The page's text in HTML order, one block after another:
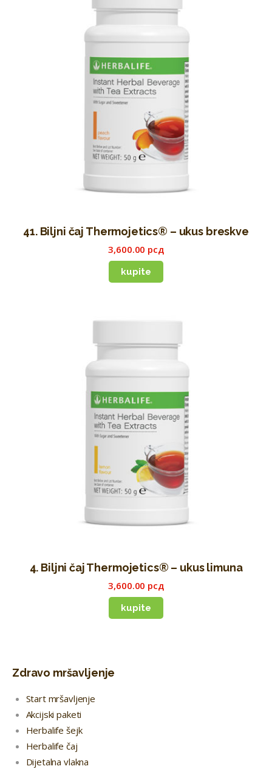
41. Biljni čaj Thermojetics® – ukus breskve
3,600.00 рсд
kupite
4. Biljni čaj Thermojetics® – ukus limuna
3,600.00 рсд
kupite
Zdravo mršavljenje
Start mršavljenje
Akcijski paketi
Herbalife šejk
Herbalife čaj
Dijetalna vlakna